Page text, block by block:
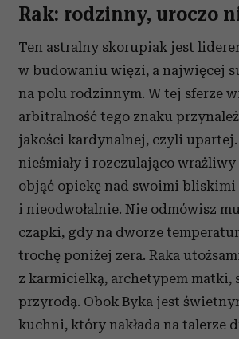
Rak: rodzinny, uroczo
Ten astralny skorupiak jest
w budowaniu więzi, a najwięcej
na polu rodzinnym. W tej sferze
arbitralność tego znaku
jakości kardynalnej, czyli
nieśmiały i rozczulająco
objąć opiekę nad swoimi bliskimi
i nieodwołalnie. Nie odmówisz
czapki, gdy na dworze
trochę poniżej zera. Raka
z karmicielką, archetypem matki,
przyrodą. Obok Byka jest
kuchni, który nakłada na talerze